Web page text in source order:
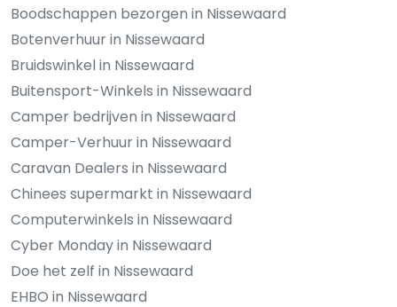
Boodschappen bezorgen in Nissewaard
Botenverhuur in Nissewaard
Bruidswinkel in Nissewaard
Buitensport-Winkels in Nissewaard
Camper bedrijven in Nissewaard
Camper-Verhuur in Nissewaard
Caravan Dealers in Nissewaard
Chinees supermarkt in Nissewaard
Computerwinkels in Nissewaard
Cyber Monday in Nissewaard
Doe het zelf in Nissewaard
EHBO in Nissewaard